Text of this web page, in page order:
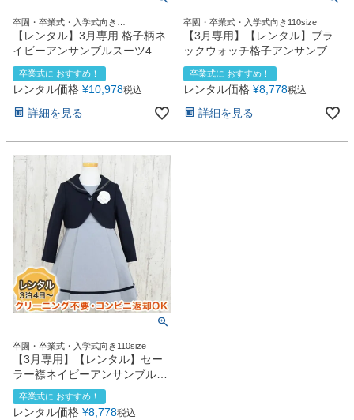
ジュエリー 音楽雑貨
08 送料・お支払い
送料・決済方法
09 お問い合わせ
電話・メール・LINE
Photography
写真スタジオ APS
Angel's Photo Studio
対応 七五三・発表会・記念撮影
予約 Web または お電話
特典 ヘアメイク・着付け
卒園・卒業式・入学式向き
110size120size130size
【レンタル】3月専用 格子柄ネ
イビーアンサンブルスーツ4点
セット（CAT819301） ネイビ
ー
卒業式に おすすめ！
レンタル価格 ¥10,978税込
詳細を見る
卒園・卒業式・入学式向き110size
【3月専用】【レンタル】ブラ
ックウォッチ格子アンサンブル
（CAT918371）
卒業式に おすすめ！
レンタル価格 ¥8,778税込
詳細を見る
卒園・卒業式・入学式向き110size
【3月専用】【レンタル】セー
ラー襟ネイビーアンサンブル
（CAT912373）
卒業式に おすすめ！
レンタル価格 ¥8,778税込